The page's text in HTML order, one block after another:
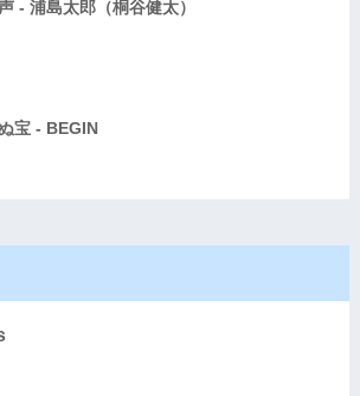
- 浦島太郎（桐谷健太）
宝 - BEGIN